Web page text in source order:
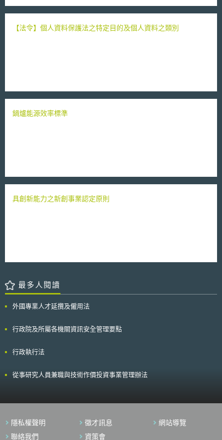
【法令】個人資料保護法之特定目的及個人資料之類別
鍋爐能源效率標準
具創新能力之新創事業認定原則
最多人閱讀
外國專業人才延攬及僱用法
行政院及所屬各機關資訊安全管理要點
行政執行法
從事研究人員兼職與技術作價投資事業管理辦法
隱私權聲明 徵才訊息
網站導覽
聯絡我們
資策會